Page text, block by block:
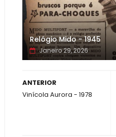
Relógio Mido - 1945
Janeiro 29, 2026
ANTERIOR
Vinícola Aurora - 1978